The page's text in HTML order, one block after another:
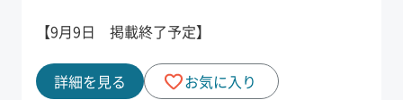
【9月9日 掲載終了予定】
詳細を見る お気に入り